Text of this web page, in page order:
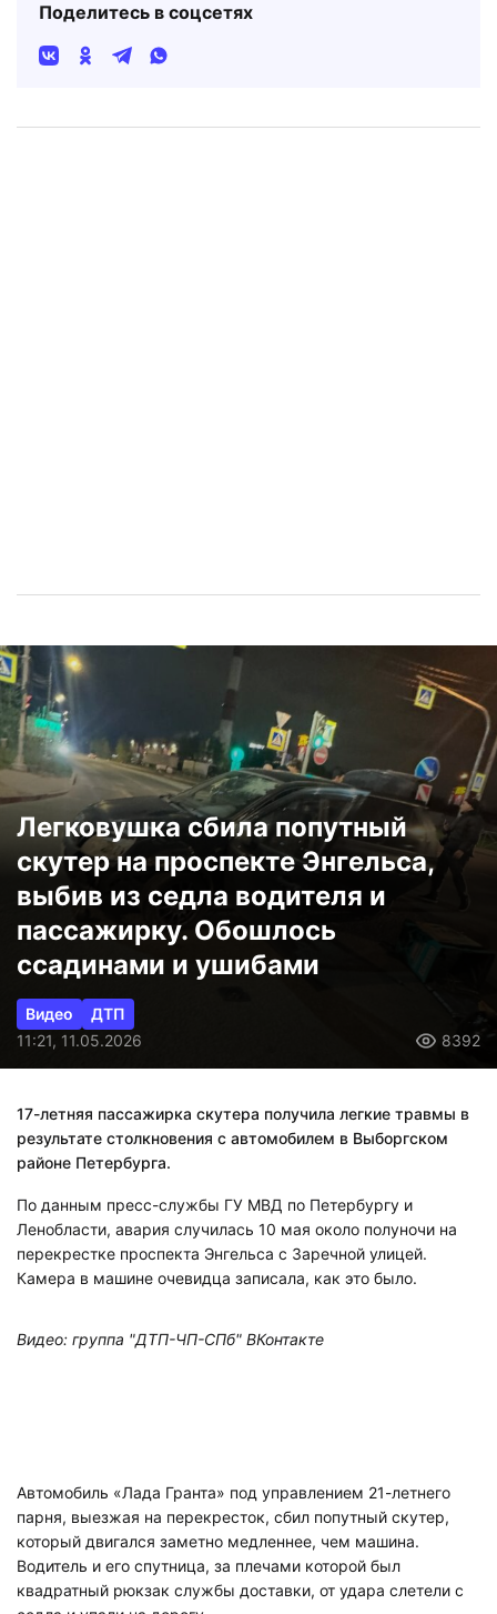
Поделитесь в соцсетях
Легковушка сбила попутный
скутер на проспекте Энгельса,
выбив из седла водителя и
пассажирку. Обошлось
ссадинами и ушибами
Видео
ДТП
11:21, 11.05.2026
8392
17-летняя пассажирка скутера получила легкие травмы в
результате столкновения с автомобилем в Выборгском
районе Петербурга.
По данным пресс-службы ГУ МВД по Петербургу и
Ленобласти, авария случилась 10 мая около полуночи на
перекрестке проспекта Энгельса с Заречной улицей.
Камера в машине очевидца записала, как это было.
Видео: группа "ДТП-ЧП-СПб" ВКонтакте
Автомобиль «Лада Гранта» под управлением 21-летнего
парня, выезжая на перекресток, сбил попутный скутер,
который двигался заметно медленнее, чем машина.
Водитель и его спутница, за плечами которой был
квадратный рюкзак службы доставки, от удара слетели с